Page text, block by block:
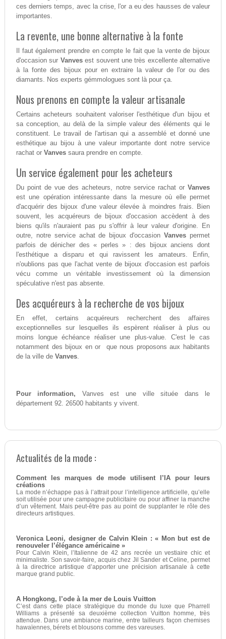
ces derniers temps, avec la crise, l'or a eu des hausses de valeur
importantes.
La revente, une bonne alternative à la fonte
Il faut également prendre en compte le fait que la vente de bijoux
d'occasion sur Vanvesest souvent une très excellente alternative
à la fonte des bijoux pour en extraire la valeur de l'or ou des
diamants. Nos experts gémmologues sont là pour ça.
Nous prenons en compte la valeur artisanale
Certains acheteurs souhaitent valoriser l'esthétique d'un bijou et
sa conception, au delà de la simple valeur des éléments qui le
constituent. Le travail de l'artisan qui a assemblé et donné une
esthétique au bijou à une valeur importante dont notre service
rachat or Vanvessaura prendre en compte.
Un service également pour les acheteurs
Du point de vue des acheteurs, notre service rachat orVanves
est une opération intéressante dans la mesure où elle permet
d'acquérir des bijoux d'une valeur élevée à moindres frais. Bien
souvent, les acquéreurs de bijoux d'occasion accèdent à des
biens qu'ils n'auraient pas pu s'offrir à leur valeur d'origine. En
outre, notre service achat de bijoux d'occasionVanves permet
parfois de dénicher des « perles » : des bijoux anciens dont
l'esthétique a disparu et qui ravissent les amateurs. Enfin,
n'oublions pas que l'achat vente de bijoux d'occasion est parfois
vécu comme un véritable investissement où la dimension
spéculative n'est pas absente.
Des acquéreurs à la recherche de vos bijoux
En effet, certains acquéreurs recherchent des affaires
exceptionnelles sur lesquelles ils espèrent réaliser à plus ou
moins longue échéance réaliser une plus-value. C'est le cas
notamment des bijoux en or que nous proposons aux habitants
de la ville de Vanves.
Pour information, Vanves est une ville située dans le
département 92. 26500 habitants y vivent.
Actualités de la mode :
Comment les marques de mode utilisent l’IA pour leurs
créations
La mode n’échappe pas à l’attrait pour l’intelligence artificielle, qu’elle
soit utilisée pour une campagne publicitaire ou pour affiner la manche
d’un vêtement. Mais peut-être pas au point de supplanter le rôle des
directeurs artistiques.
Veronica Leoni, designer de Calvin Klein : « Mon but est de
renouveler l’élégance américaine »
Pour Calvin Klein, l’Italienne de 42 ans recrée un vestiaire chic et
minimaliste. Son savoir-faire, acquis chez Jil Sander et Celine, permet
à la directrice artistique d’apporter une précision artisanale à cette
marque grand public.
A Hongkong, l’ode à la mer de Louis Vuitton
C’est dans cette place stratégique du monde du luxe que Pharrell
Williams a présenté sa deuxième collection Vuitton homme, très
attendue. Dans une ambiance marine, entre tailleurs façon chemises
hawaïennes, bérets et blousons comme des vareuses.